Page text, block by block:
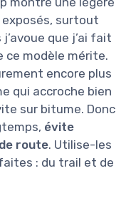
exposés, surtout
que j’ai fait
ce modèle mérite.
encore plus
qui accroche bien
sur bitume. Donc
évite
route. Utilise-les
: du trail et de